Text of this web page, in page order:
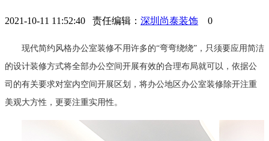
2021-10-11 11:52:40 责任编辑： 深圳尚泰装饰 0
现代简约风格办公室装修不用许多的“弯弯绕绕”，只须要应用简洁
的设计装修方式将全部办公空间开展有效的合理布局就可以，依据公
司的有关要求对室内空间开展区划，将办公地区办公室装修除开注重
美观大方性，更要注重实用性。